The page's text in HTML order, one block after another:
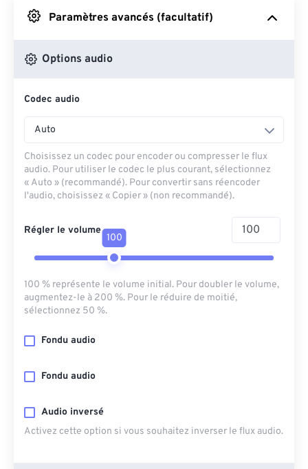
Depuis Google Drive
Depuis OneDrive
Paramètres avancés (facultatif)
Options audio
Codec audio
Auto
Choisissez un codec pour encoder ou compresser le flux
audio. Pour utiliser le codec le plus courant, sélectionnez
« Auto » (recommandé). Pour convertir sans réencoder
l'audio, choisissez « Copier » (non recommandé).
Régler le volume
100
100 % représente le volume initial. Pour doubler le volume,
augmentez-le à 200 %. Pour le réduire de moitié,
sélectionnez 50 %.
Fondu audio
Fondu audio
Audio inversé
Activez cette option si vous souhaitez inverser le flux audio.